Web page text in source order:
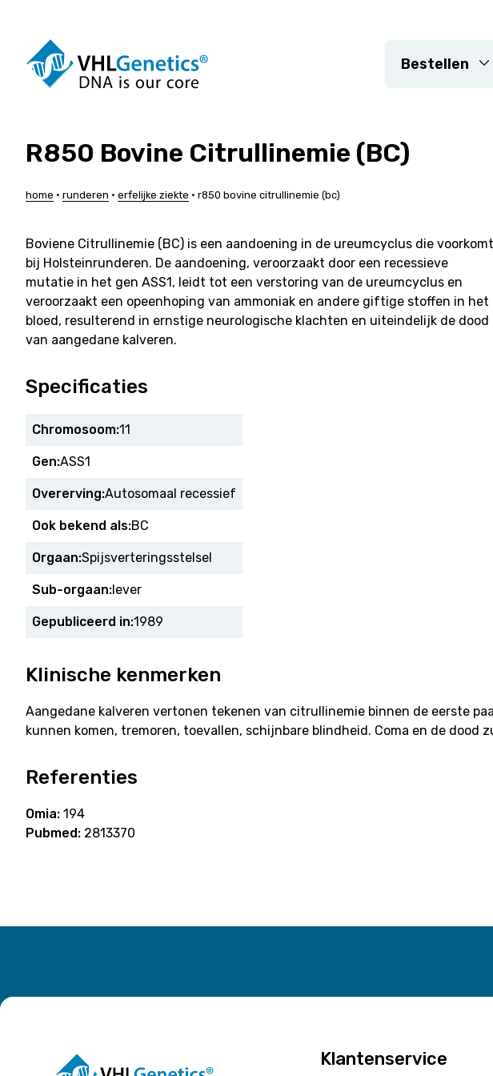
inhoud
Bestellen
Honden
Paarden
Duiven
Runderen
Schapen
Maatwerk landbouwhuisdieren
R850 Bovine Citrullinemie (BC)
home • runderen • erfelijke ziekte • r850 bovine citrullinemie (bc)
Boviene Citrullinemie (BC) is een aandoening in de ureumcyclus die voorkomt
bij Holsteinrunderen. De aandoening, veroorzaakt door een recessieve
mutatie in het gen ASS1, leidt tot een verstoring van de ureumcyclus en
veroorzaakt een opeenhoping van ammoniak en andere giftige stoffen in het
bloed, resulterend in ernstige neurologische klachten en uiteindelijk de dood
van aangedane kalveren.
Specificaties
Chromosoom:11
Gen:ASS1
Overerving:Autosomaal recessief
Ook bekend als:BC
Orgaan:Spijsverteringsstelsel
Sub-orgaan:lever
Gepubliceerd in:1989
Klinische kenmerken
Aangedane kalveren vertonen tekenen van citrullinemie binnen de eerste
kunnen komen, tremoren, toevallen, schijnbare blindheid. Coma en de dood
Referenties
Omia: 194
Pubmed: 2813370
Klantenservice